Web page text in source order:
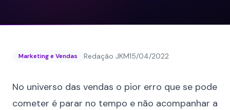
Marketing e Vendas Redação JKM15/04/2022
No universo das vendas o pior erro que se pode
cometer é parar no tempo e não acompanhar a